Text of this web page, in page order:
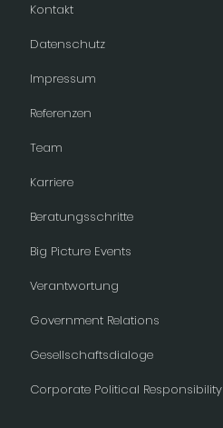
Referenzen
Team
Karriere
Beratungsschritte
Big Picture Events
Verantwortung
Kontakt
Datenschutz
Impressum
Government Relations
Gesellschaftsdialoge
Corporate Political Responsibility